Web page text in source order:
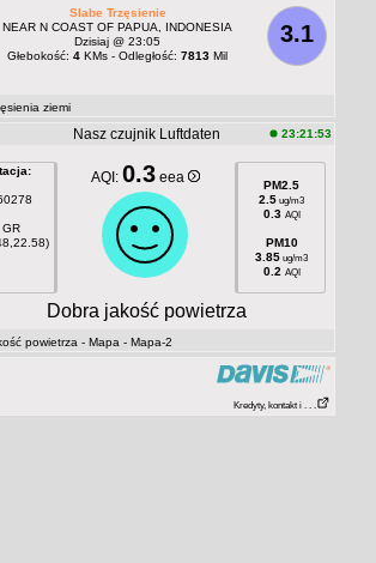
3.1
Slabe Trzęsienie
NEAR N COAST OF PAPUA, INDONESIA
Dzisiaj @ 23:05
Głebokość: 4 KMs - Odległość: 7813 Mil
ziemi
Nasz czujnik Luftdaten 23:21:53
GR
AQI: 0.3 eea
PM2.5
2.5 ug/m3
0.3 AQI
PM10
3.85 ug/m3
0.2 AQI
Dobra jakość powietrza
powietrza - Mapa - Mapa-2
Kredyty, kontakt i . . .